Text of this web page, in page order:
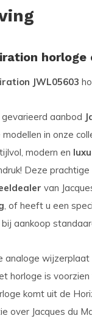
horloge
JWL05603
aanbod
in onze
modern en
Deze
dealer van
, of heeft u een
aankoop
analoge
horloge is
komt uit de
over Jacques du